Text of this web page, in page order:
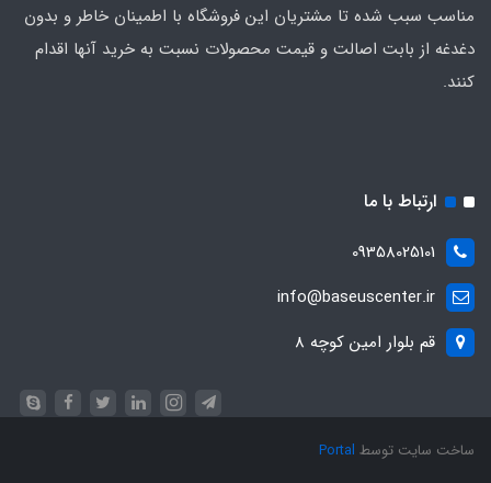
مناسب سبب شده تا مشتریان این فروشگاه با اطمینان خاطر و بدون
دغدغه از بابت اصالت و قیمت محصولات نسبت به خرید آنها اقدام
کنند.
ارتباط با ما
09358025101
info@baseuscenter.ir
قم بلوار امین کوچه 8
ساخت سایت توسط Portal